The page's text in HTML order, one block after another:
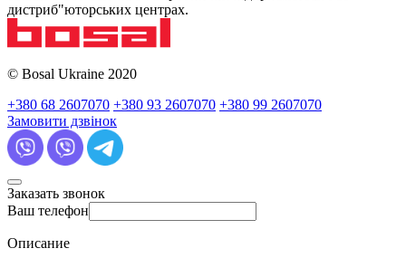
дистриб"юторських центрах.
© Bosal Ukraine 2020
+380 68 2607070 +380 93 2607070 +380 99 2607070
Замовити дзвінок
Заказать звонок
Ваш телефон
Описание